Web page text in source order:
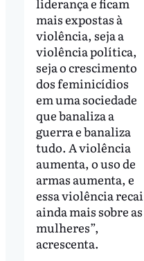
mais expostas à
violência, seja a
violência política,
seja o crescimento
dos feminicídios
em uma sociedade
que banaliza a
guerra e banaliza
tudo. A violência
aumenta, o uso de
armas aumenta, e
essa violência recai
ainda mais sobre as
mulheres”,
acrescenta.